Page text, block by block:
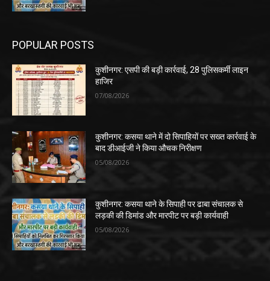
POPULAR POSTS
कुशीनगर: एसपी की बड़ी कार्रवाई, 28 पुलिसकर्मी लाइन
हाजिर
07/08/2026
कुशीनगर: कसया थाने में दो सिपाहियों पर सख्त कार्रवाई के
बाद डीआईजी ने किया औचक निरीक्षण
05/08/2026
कुशीनगर: कसया थाने के सिपाही पर ढाबा संचालक से
लड़की की डिमांड और मारपीट पर बड़ी कार्यवाही
05/08/2026